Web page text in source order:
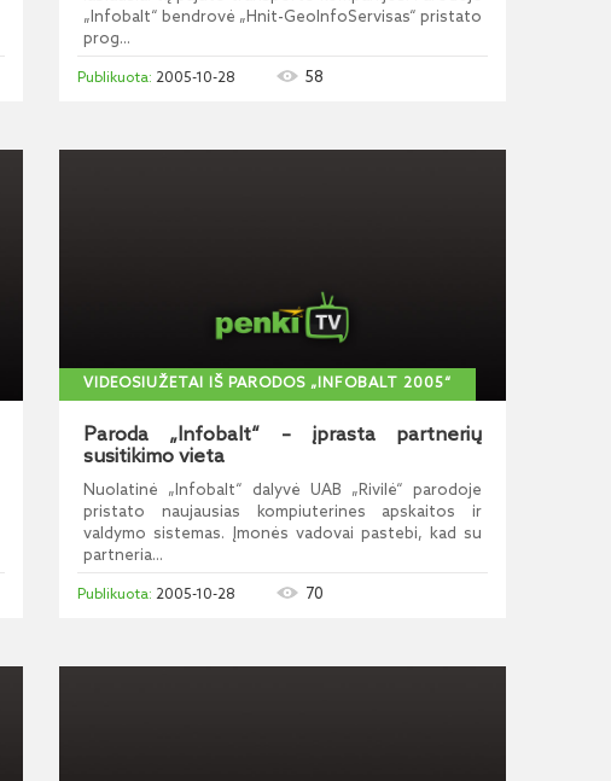
„Infobalt“ bendrovė „Hnit-GeoInfoServisas“ pristato
prog...
2005-10-28 58
VIDEOSIUŽETAI IŠ PARODOS „INFOBALT 2005“
Paroda „Infobalt“ – įprasta partnerių
susitikimo vieta
Nuolatinė „Infobalt“ dalyvė UAB „Rivilė“ parodoje
pristato naujausias kompiuterines apskaitos ir
valdymo sistemas. Įmonės vadovai pastebi, kad su
partneria...
2005-10-28 70